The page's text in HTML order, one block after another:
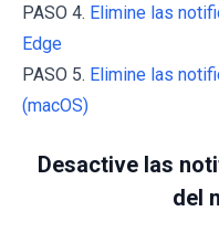
PASO 4. Elimine las
Edge
PASO 5. Elimine las
(macOS)
Desactive las
del